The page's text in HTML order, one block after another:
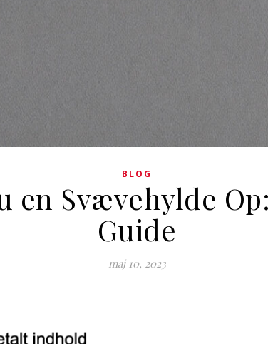
BLOG
en Svævehylde
Guide
maj 10, 2023